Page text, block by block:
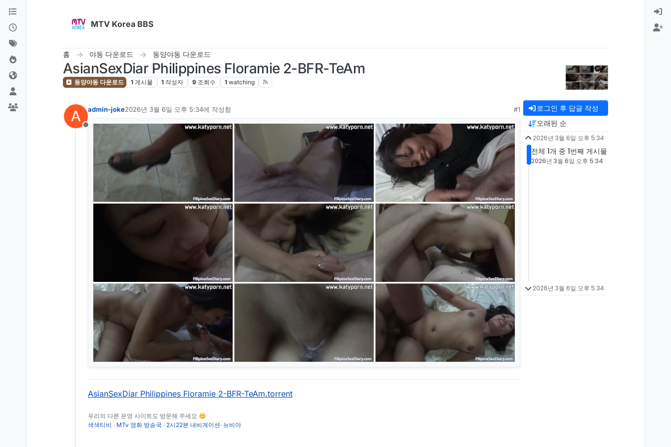
콘텐츠로 건너뛰기
MTV Korea BBS
홈 야동 다운로드 동양야동 다운로드
AsianSexDiar Philippines Floramie 2-BFR-TeAm
동양야동 다운로드 1 게시물 1 작성자 9 조회수 1 watching
A
오프라인
admin-joke2026년 3월 6일 오후 5:34에 작성함
마지막 수정자:
#1
AsianSexDiar Philippines Floramie 2-BFR-TeAm.torrent
우리의 다른 운영 사이트도 방문해 주세요 😊
색색티비 · MTv 영화 방송국 · 2시22분 내비게이션· 뉴비아
로그인 후 답글 작성
오래된 순
2026년 3월 6일 오후 5:34
전체 1개 중 1번째 게시물
2026년 3월 6일 오후 5:34
2026년 3월 6일 오후 5:34